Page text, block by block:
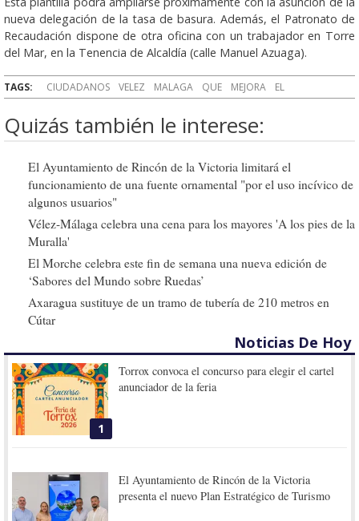
nueva delegación de la tasa de basura. Además, el Patronato de
Recaudación dispone de otra oficina con un trabajador en Torre
del Mar, en la Tenencia de Alcaldía (calle Manuel Azuaga).
TAGS: CIUDADANOS VELEZ MALAGA QUE MEJORA EL
Quizás también le interese:
El Ayuntamiento de Rincón de la Victoria limitará el
funcionamiento de una fuente ornamental "por el uso incívico de
algunos usuarios"
Vélez-Málaga celebra una cena para los mayores 'A los pies de la
Muralla'
El Morche celebra este fin de semana una nueva edición de
‘Sabores del Mundo sobre Ruedas’
Axaragua sustituye de un tramo de tubería de 210 metros en
Cútar
Noticias De Hoy
1
Torrox convoca el concurso para elegir el cartel
anunciador de la feria
El Ayuntamiento de Rincón de la Victoria
presenta el nuevo Plan Estratégico de Turismo